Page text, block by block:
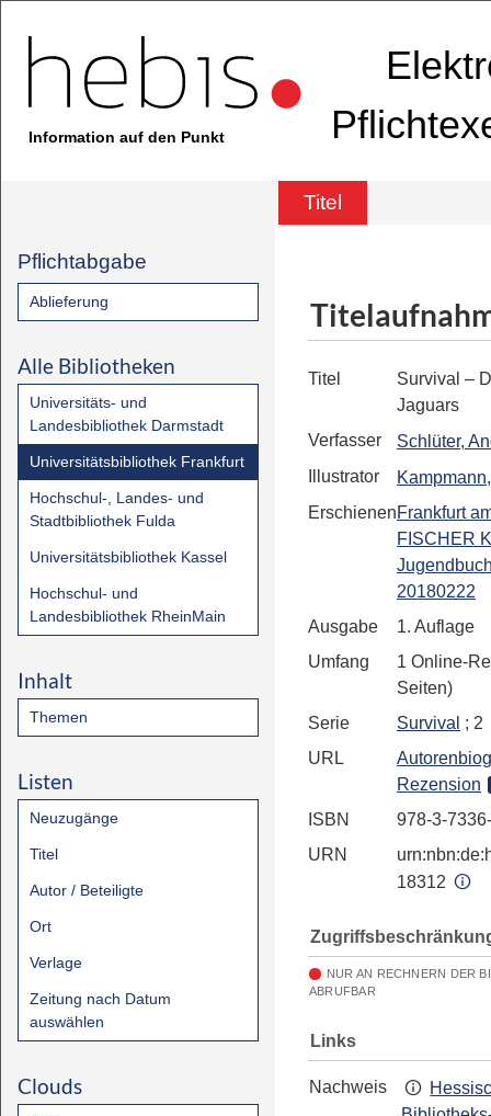
Information auf den Punkt
Titel
Pflichtabgabe
Ablieferung
Alle Bibliotheken
Universitäts- und
Landesbibliothek Darmstadt
Universitätsbibliothek Frankfurt
Hochschul-, Landes- und
Stadtbibliothek Fulda
Universitätsbibliothek Kassel
Hochschul- und
Landesbibliothek RheinMain
Inhalt
Themen
Listen
Neuzugänge
Titel
Autor / Beteiligte
Ort
Verlage
Zeitung nach Datum
auswählen
Clouds
Titel
Survival –
Jaguars
Verfasser
Schlüter,
Illustrator
ErschienenFrankfurt
FISCHER
20180222
Ausgabe
1. Auflage
Umfang
1 Online-
Seiten)
Serie
Survival ; 2
URL
Rezension
ISBN
978-3-
URN
18312
NUR AN RECHNERN DER
ABRUFBAR
Links
Nachweis